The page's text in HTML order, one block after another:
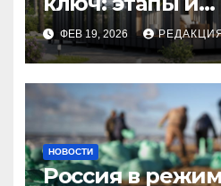
планирование
ФЕВ 19, 2026
НОВОСТИ
Россия в